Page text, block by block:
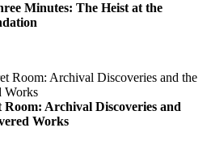
Minutes: The Heist at the
Room: Archival Discoveries and
Works